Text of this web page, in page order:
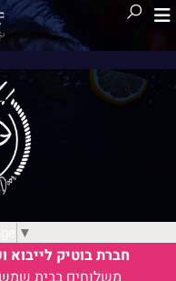
▼
חברת בוטיק לייבוא